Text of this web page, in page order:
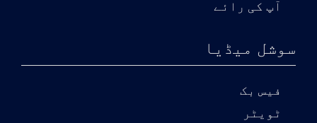
آپ کی رائے
سوشل میڈیا
فیس بک
ٹویٹر